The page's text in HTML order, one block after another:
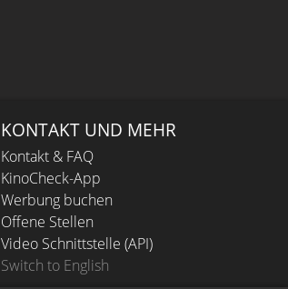
KONTAKT UND MEHR
Kontakt & FAQ
KinoCheck-App
Werbung buchen
Offene Stellen
Video Schnittstelle (API)
Switch to English